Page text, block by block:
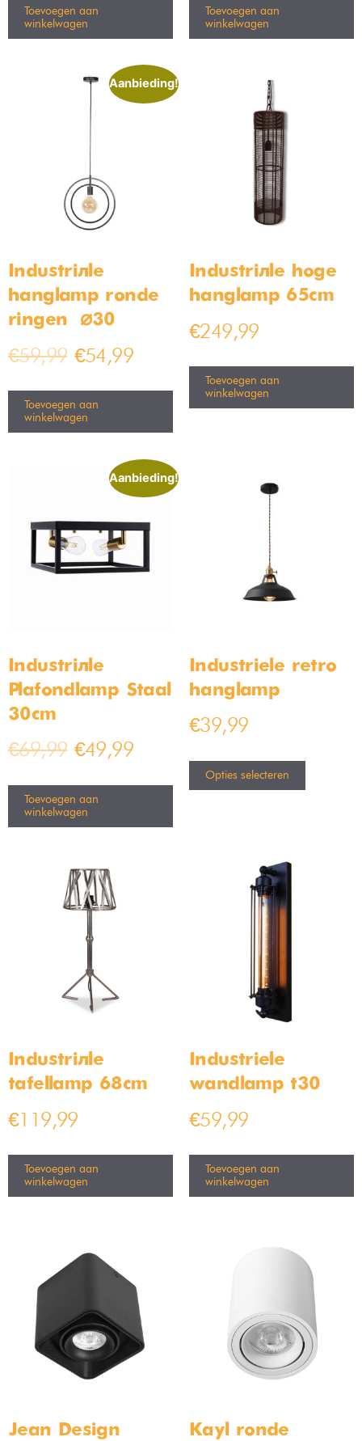
Toevoegen aan
winkelwagen
Toevoegen aan
winkelwagen
Aanbieding!
Industriële
hanglamp ronde
ringen – ⌀30
€59,99 €54,99
Toevoegen aan
winkelwagen
Industriële hoge
hanglamp 65cm
€249,99
Toevoegen aan
winkelwagen
Aanbieding!
Industriële
Plafondlamp Staal
30cm
€69,99 €49,99
Toevoegen aan
winkelwagen
Industriele retro
hanglamp
€39,99
Opties selecteren
Industriële
tafellamp 68cm
€119,99
Toevoegen aan
winkelwagen
Industriele
wandlamp t30
€59,99
Toevoegen aan
winkelwagen
Jean Design
Kayl ronde